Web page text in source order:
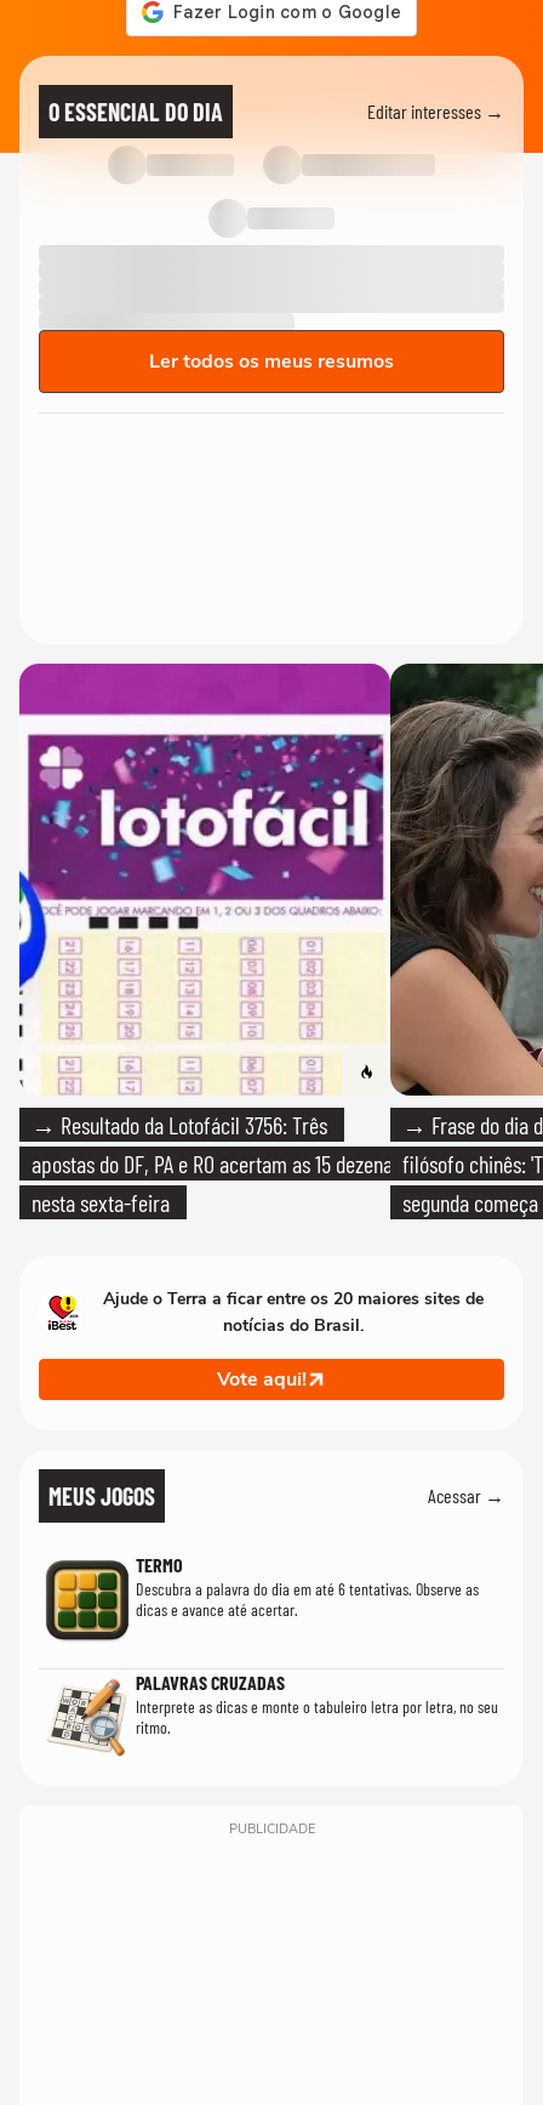
O ESSENCIAL DO DIA Editar interesses →
Ler todos os meus resumos
→ Resultado da Lotofácil 3756: Três
apostas do DF, PA e RO acertam as 15 dezenas
nesta sexta-feira
→ Frase do dia
filósofo chinês:
segunda
Ajude o Terra a ficar entre os 20 maiores sites de
notícias do Brasil.
Vote aqui!
MEUS JOGOS Acessar →
TERMO
Descubra a palavra do dia em até 6 tentativas. Observe as
dicas e avance até acertar.
PALAVRAS CRUZADAS
Interprete as dicas e monte o tabuleiro letra por letra, no seu
ritmo.
PUBLICIDADE